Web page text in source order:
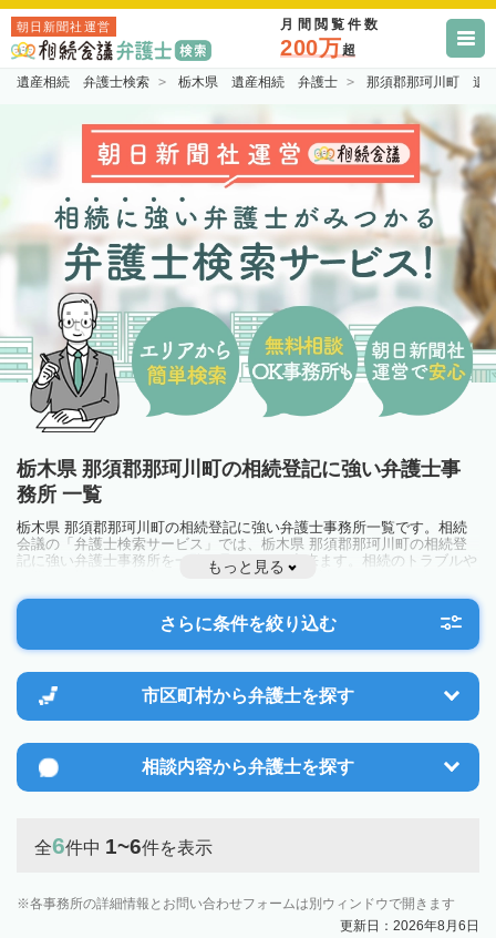
朝日新聞社運営 月間閲覧件数
200万超
遺産相続 弁護士検索 栃木県 遺産相続 弁護士 那須郡那珂川町 遺
栃木県 那須郡那珂川町の相続登記に強い弁護士事
務所 一覧
栃木県 那須郡那珂川町の相続登記に強い弁護士事務所一覧です。相続
会議の「弁護士検索サービス」では、栃木県 那須郡那珂川町の相続登
記に強い弁護士事務所を一覧で見ることが出来ます。相続のトラブルや
お悩みを抱えている方は一度近隣の弁護士に相談してみましょう。
もっと見る
さらに条件を絞り込む
市区町村から弁護士を探す
相談内容から弁護士を探す
全6件中 1~6件を表示
各事務所の詳細情報とお問い合わせフォームは別ウィンドウで開きます
更新日：2026年8月6日